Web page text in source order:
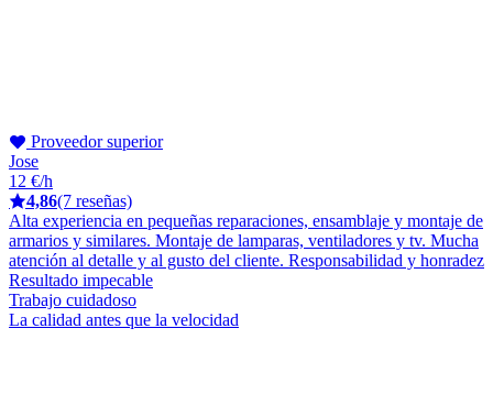
Proveedor superior
Jose
12 €/h
4,86(7 reseñas)
Alta experiencia en pequeñas reparaciones, ensamblaje y montaje de
armarios y similares. Montaje de lamparas, ventiladores y tv. Mucha
atención al detalle y al gusto del cliente. Responsabilidad y honradez
Resultado impecable
Trabajo cuidadoso
La calidad antes que la velocidad